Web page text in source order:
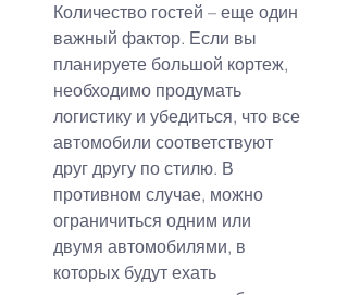
Количество гостей – еще один
важный фактор. Если вы
планируете большой кортеж,
необходимо продумать
логистику и убедиться, что все
автомобили соответствуют
друг другу по стилю. В
противном случае, можно
ограничиться одним или
двумя автомобилями, в
которых будут ехать